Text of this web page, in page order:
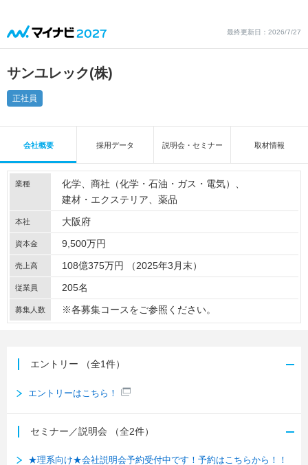
最終更新日：2026/7/27
サンユレック(株)
正社員
会社概要 採用データ 説明会・セミナー 取材情報
業種 化学
商社（化学・石油・ガス・電気）
建材・エクステリア
薬品
本社 大阪府
資本金 9,500万円
売上高 108億375万円 （2025年3月末）
従業員 205名
募集人数 ※各募集コースをご参照ください。
エントリー （全1件）
エントリーはこちら！
セミナー／説明会 （全2件）
★理系向け★会社説明会予約受付中です！予約はこちらから！！